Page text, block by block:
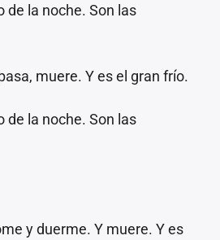
la noche. Son las
muere. Y es el gran frío.
la noche. Son las
y duerme. Y muere. Y es